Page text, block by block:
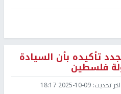
تأكيده بأن السيادة
فلسطين
اخر تحديث: 2025-10-09 18:17